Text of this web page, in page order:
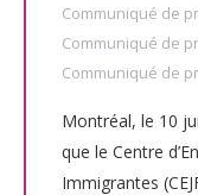
Communiqué de
Communiqué de
Communiqué de
Montréal, le 10
que le Centre
Immigrantes